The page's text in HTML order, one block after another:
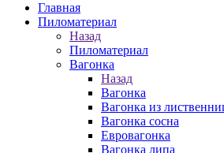
Главная
Пиломатериал
Назад
Пиломатериал
Вагонка
Назад
Вагонка
Вагонка из
Вагонка сосна
Евровагонка
Вагонка липа